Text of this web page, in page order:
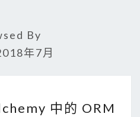
By
年7月
活
中的 ORM